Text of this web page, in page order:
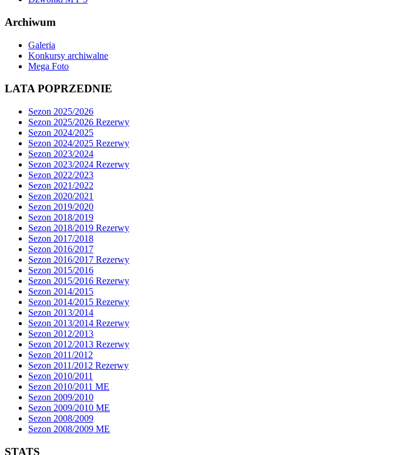
Archiwum
Galeria
Konkursy archiwalne
Mega Foto
LATA POPRZEDNIE
Sezon 2025/2026
Sezon 2025/2026 Rezerwy
Sezon 2024/2025
Sezon 2024/2025 Rezerwy
Sezon 2023/2024
Sezon 2023/2024 Rezerwy
Sezon 2022/2023
Sezon 2021/2022
Sezon 2020/2021
Sezon 2019/2020
Sezon 2018/2019
Sezon 2018/2019 Rezerwy
Sezon 2017/2018
Sezon 2016/2017
Sezon 2016/2017 Rezerwy
Sezon 2015/2016
Sezon 2015/2016 Rezerwy
Sezon 2014/2015
Sezon 2014/2015 Rezerwy
Sezon 2013/2014
Sezon 2013/2014 Rezerwy
Sezon 2012/2013
Sezon 2012/2013 Rezerwy
Sezon 2011/2012
Sezon 2011/2012 Rezerwy
Sezon 2010/2011
Sezon 2010/2011 ME
Sezon 2009/2010
Sezon 2009/2010 ME
Sezon 2008/2009
Sezon 2008/2009 ME
STATS